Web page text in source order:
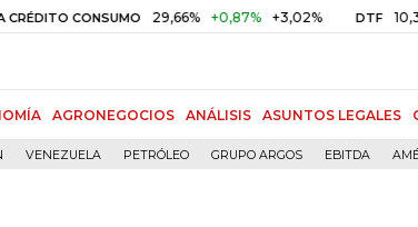
CONSUMO 29,66% +0,87% +3,02% DTF 10,34%
AGRONEGOCIOS ANÁLISIS ASUNTOS LEGALES
VENEZUELA PETRÓLEO GRUPO ARGOS EBITDA